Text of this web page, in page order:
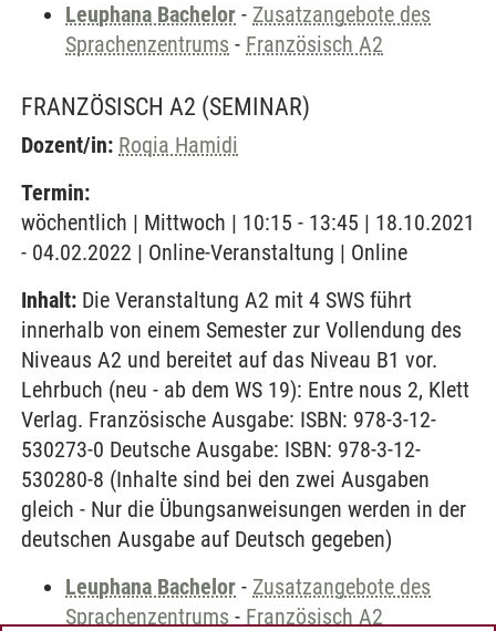
Leuphana Bachelor - Zusatzangebote des
Sprachenzentrums - Französisch A2
FRANZÖSISCH A2 (SEMINAR)
Dozent/in: Roqia Hamidi
Termin:
wöchentlich | Mittwoch | 10:15 - 13:45 | 18.10.2021
- 04.02.2022 | Online-Veranstaltung | Online
Inhalt: Die Veranstaltung A2 mit 4 SWS führt
innerhalb von einem Semester zur Vollendung des
Niveaus A2 und bereitet auf das Niveau B1 vor.
Lehrbuch (neu - ab dem WS 19): Entre nous 2, Klett
Verlag. Französische Ausgabe: ISBN: 978-3-12-
530273-0 Deutsche Ausgabe: ISBN: 978-3-12-
530280-8 (Inhalte sind bei den zwei Ausgaben
gleich - Nur die Übungsanweisungen werden in der
deutschen Ausgabe auf Deutsch gegeben)
Leuphana Bachelor - Zusatzangebote des
Sprachenzentrums - Französisch A2